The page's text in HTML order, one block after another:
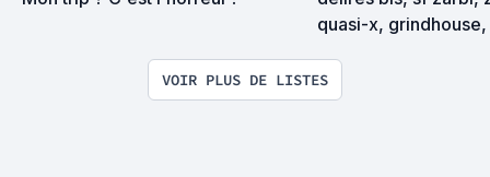
quasi-x,
VOIR PLUS DE LISTES